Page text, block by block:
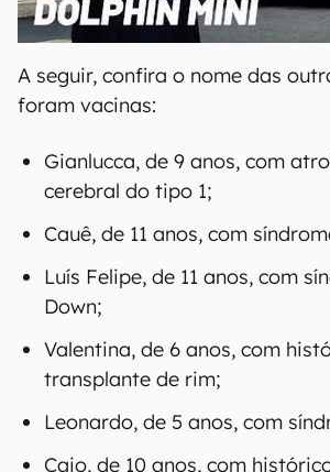
00:00/04:07
A seguir, confira o nome das
foram vacinas:
Gianlucca, de 9 anos, com
cerebral do tipo 1;
Cauê, de 11 anos, com
Luís Felipe, de 11 anos, com
Down;
Valentina, de 6 anos, com
transplante de rim;
Leonardo, de 5 anos, com
Caio, de 10 anos, com